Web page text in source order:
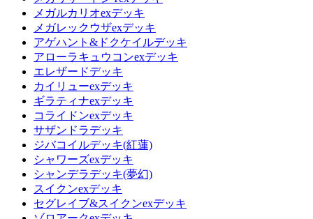
メガルカリオexデッキ
メガレックウザexデッキ
アゲハント&ドクケイルデッキ
アローラキュウコンexデッキ
エレザードデッキ
カイリューexデッキ
ギラティナexデッキ
コライドンexデッキ
サザンドラデッキ
ジバコイルデッキ(紅蓮)
シャワーズexデッキ
シャンデラデッキ(夢幻)
スイクンexデッキ
セグレイブ&スイクンexデッキ